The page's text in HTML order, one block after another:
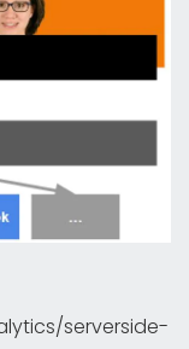
serverside-